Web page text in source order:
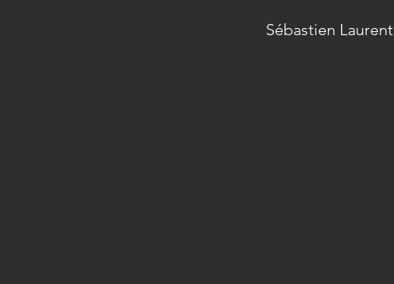
Sébastien Laurent